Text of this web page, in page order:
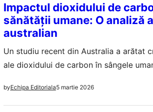
Impactul dioxidului de
sănătății umane: O analiză
australian
Un studiu recent din Australia a arătat
ale dioxidului de carbon în sângele
asupra organismului, mai ales în rândul
generații.
byEchipa Editoriala5 martie 2026